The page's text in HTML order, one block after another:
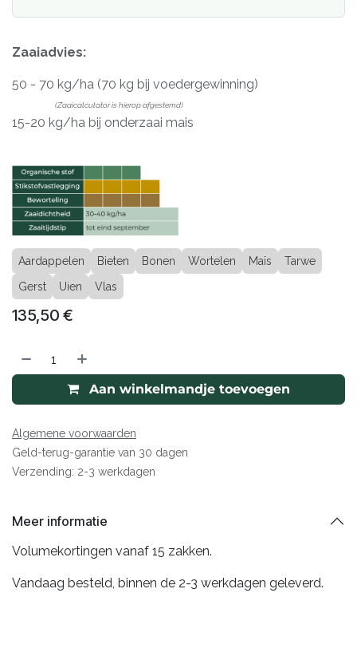
Zaaiadvies:
50 - 70 kg/ha (70 kg bij voedergewinning)
(Zaaicalculator is hierop afgestemd)
15-20 kg/ha bij onderzaai mais
Aardappelen Bieten Bonen Wortelen Maïs
Tarwe
Gerst
Uien Vlas
135,50 €
Aan winkelmandje toevoegen
Algemene voorwaarden
Geld-terug-garantie van 30 dagen
Verzending: 2-3 werkdagen
Meer informatie
Volumekortingen vanaf 15 zakken.
Vandaag besteld, binnen de 2-3 werkdagen geleverd.